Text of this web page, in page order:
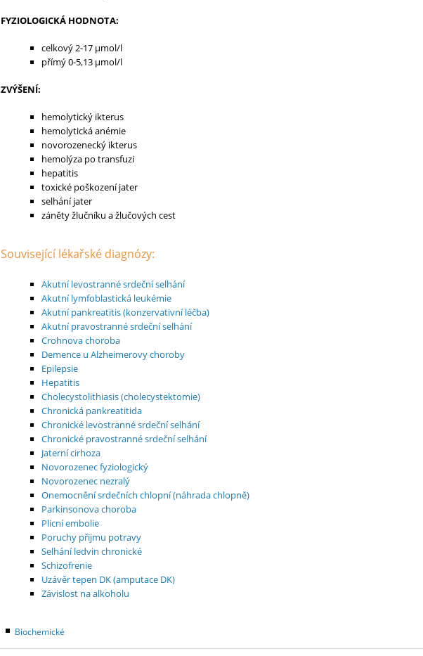
FYZIOLOGICKÁ HODNOTA:
celkový 2-17 µmol/l
přímý 0-5,13 µmol/l
ZVÝŠENÍ:
hemolytický ikterus
hemolytická anémie
novorozenecký ikterus
hemolýza po transfuzi
hepatitis
toxické poškození jater
selhání jater
záněty žlučníku a žlučových cest
Související lékařské diagnózy:
Akutní levostranné srdeční selhání
Akutní lymfoblastická leukémie
Akutní pankreatitis (konzervativní léčba)
Akutní pravostranné srdeční selhání
Crohnova choroba
Demence u Alzheimerovy choroby
Epilepsie
Hepatitis
Cholecystolithiasis (cholecystektomie)
Chronická pankreatitida
Chronické levostranné srdeční selhání
Chronické pravostranné srdeční selhání
Jaterní cirhoza
Novorozenec fyziologický
Novorozenec nezralý
Onemocnění srdečních chlopní (náhrada chlopně)
Parkinsonova choroba
Plicní embolie
Poruchy přijmu potravy
Selhání ledvin chronické
Schizofrenie
Uzávěr tepen DK (amputace DK)
Závislost na alkoholu
Biochemické